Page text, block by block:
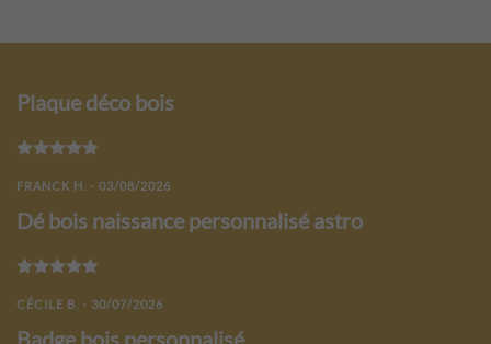
Plaque déco bois
FRANCK H. - 03/08/2026
Dé bois naissance personnalisé astro
CÉCILE B. - 30/07/2026
Badge bois personnalisé